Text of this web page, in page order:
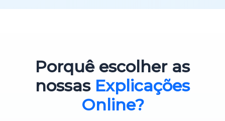
Português 3º Ciclo
Porquê escolher as
nossas Explicações
Online?